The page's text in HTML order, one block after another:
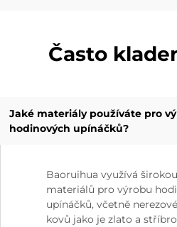
Často
Jaké materiály používáte pro
hodinových upínáčků?
Baoruihua využívá
materiálů pro výrobu
upínáčků, včetně
kovů jako je zlato a